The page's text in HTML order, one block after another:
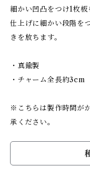
細かい凹凸をつけ1枚板
仕上げに細かい段階を
きを放ちます。
・真鍮製
・チャーム全長約3cm
※こちらは製作時間が
承ください。